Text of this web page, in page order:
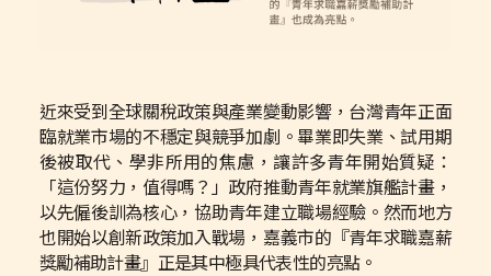
近來受到全球關稅政策與產業變動影響，台灣青年正面
臨就業市場的不穩定與競爭加劇。畢業即失業、試用期
後被取代、學非所用的焦慮，讓許多青年開始質疑：
「這份努力，值得嗎？」政府推動青年就業旗艦計畫，
以先僱後訓為核心，協助青年建立職場經驗。然而地方
也開始以創新政策加入戰場，嘉義市的『青年求職嘉薪
獎勵補助計畫』正是其中極具代表性的亮點。